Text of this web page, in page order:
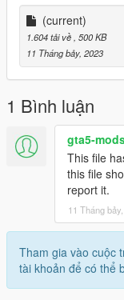
(current)
1.604 tải về , 500 KB
11 Tháng bảy, 2023
1 Bình luận
gta5-
This file
this file
report it.
11 Tháng
Tham gia vào cuộc
tài khoản để có thể